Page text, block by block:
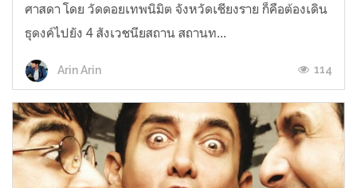
ศาสดา โดย วัดดอยเทพนิมิต จังหวัดเชียงราย ก็คือต้องเดิน
ธุดงค์ไปยัง 4 สังเวชนียสถาน สถานท...
Arin Arin 114